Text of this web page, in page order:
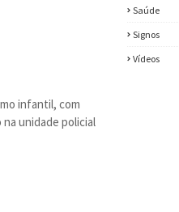
infantil, com
unidade policial
Saúde
Signos
Vídeos